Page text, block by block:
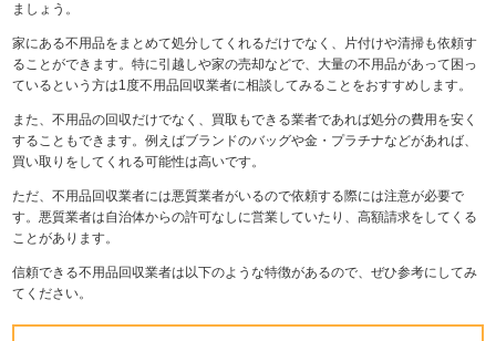
ましょう。
家にある不用品をまとめて処分してくれるだけでなく、片付けや清掃も依頼す
ることができます。特に引越しや家の売却などで、大量の不用品があって困っ
ているという方は1度不用品回収業者に相談してみることをおすすめします。
また、不用品の回収だけでなく、買取もできる業者であれば処分の費用を安く
することもできます。例えばブランドのバッグや金・プラチナなどがあれば、
買い取りをしてくれる可能性は高いです。
ただ、不用品回収業者には悪質業者がいるので依頼する際には注意が必要で
す。悪質業者は自治体からの許可なしに営業していたり、高額請求をしてくる
ことがあります。
信頼できる不用品回収業者は以下のような特徴があるので、ぜひ参考にしてみ
てください。